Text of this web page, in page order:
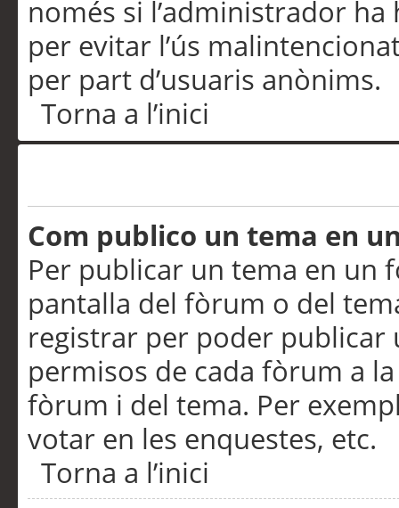
només si l’administrador
per evitar l’ús
per part d’usuaris anònims.
Torna a l’inici
Com publico un tema en
Per publicar un tema en un
pantalla del fòrum o del
registrar per poder publicar
permisos de cada fòrum a
fòrum i del tema. Per
votar en les enquestes, etc.
Torna a l’inici